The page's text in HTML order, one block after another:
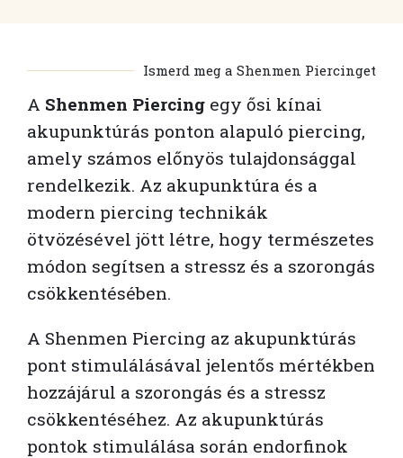
Ismerd meg a Shenmen Piercinget
A Shenmen Piercing egy ősi kínai
akupunktúrás ponton alapuló piercing,
amely számos előnyös tulajdonsággal
rendelkezik. Az akupunktúra és a
modern piercing technikák
ötvözésével jött létre, hogy természetes
módon segítsen a stressz és a szorongás
csökkentésében.
A Shenmen Piercing az akupunktúrás
pont stimulálásával jelentős mértékben
hozzájárul a szorongás és a stressz
csökkentéséhez. Az akupunktúrás
pontok stimulálása során endorfinok